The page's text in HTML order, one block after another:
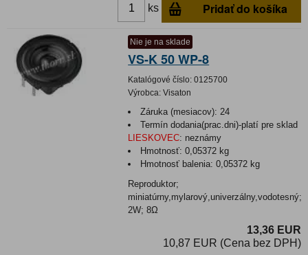
ks Pridať do košíka
Nie je na sklade
VS-K 50 WP-8
Katalógové číslo: 0125700
Výrobca: Visaton
Záruka (mesiacov): 24
Termín dodania(prac.dni)-platí pre sklad
LIESKOVEC: neznámy
Hmotnosť:0,05372 kg
Hmotnosť balenia:0,05372 kg
Reproduktor;
miniatúrny,mylarový,univerzálny,vodotesný;
2W; 8Ω
13,36 EUR
10,87 EUR (Cena bez DPH)